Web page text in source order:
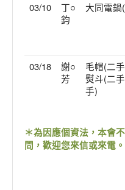
03/10
丁○
鈞
大同電鍋
03/18
謝○
芳
毛帽(二
熨斗(二
手)
＊為因應個資法，本會
問，歡迎您來信或來電。